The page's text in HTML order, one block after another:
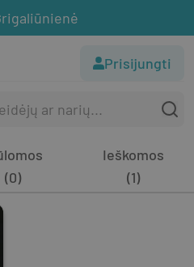
Prisijungti
(0)
Ieškomos
(1)